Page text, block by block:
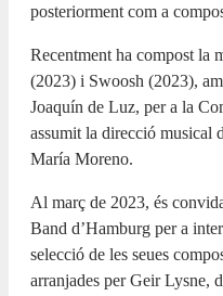
posteriorment com a
Recentment ha compost la
(2023) i Swoosh (2023),
Joaquín de Luz, per a la
assumit la direcció musical
María Moreno.
Al març de 2023, és
Band d’Hamburg per a
selecció de les seues
arranjades per Geir Lysne,